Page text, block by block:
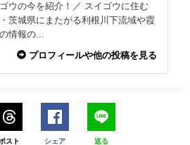
ウの今を紹介！／ スイゴウに住む
茨城県にまたがる利根川下流域や霞
情報の...
プロフィールや他の投稿を見る
ポスト シェア 送る